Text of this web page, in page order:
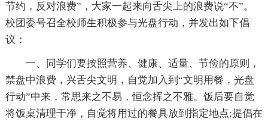
节约，反对浪费”，大家一起来向舌尖上的浪费说“不”。
校团委号召全校师生积极参与光盘行动，并发出如下倡
议：
一、同学们要按照营养、健康、适量、节俭的原则，
禁盘中浪费，兴舌尖文明，自觉加入到“文明用餐，光盘
行动”中来，常思来之不易，恒念挥之不雅。饭后要自觉
将饭桌清理干净，自觉将用过的餐具放到指定地点;提倡在